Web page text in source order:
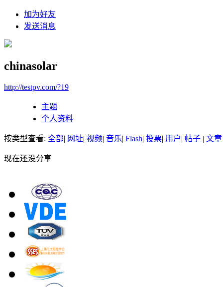
加为好友
发送消息
chinasolar
http://testpv.com/?19
主题
个人资料
按类型查看: 全部| 网址| 视频| 音乐| Flash| 投票| 用户| 帖子 | 文章
现在还没分享